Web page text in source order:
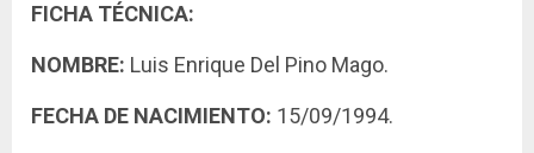
FICHA TÉCNICA:
NOMBRE: Luis Enrique Del Pino Mago.
FECHA DE NACIMIENTO: 15/09/1994.